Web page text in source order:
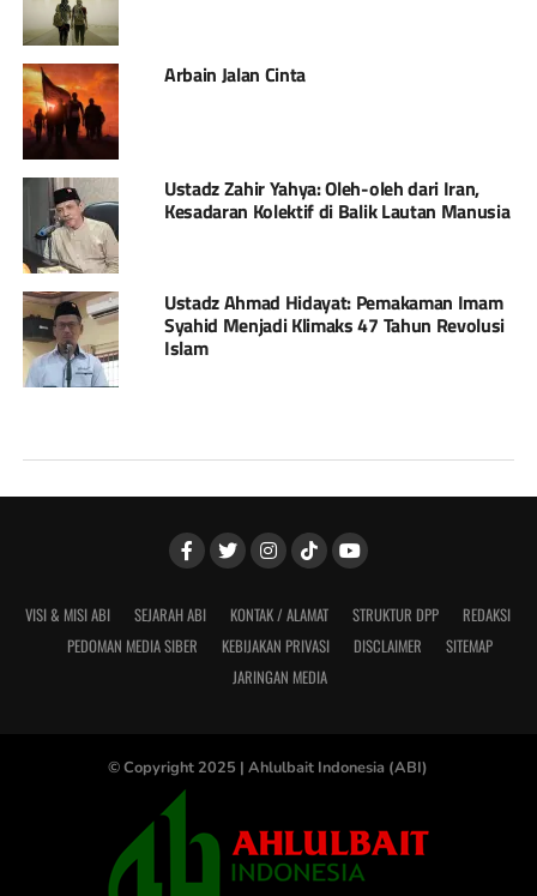
Arbain Jalan Cinta
Ustadz Zahir Yahya: Oleh-oleh dari Iran,
Kesadaran Kolektif di Balik Lautan Manusia
Ustadz Ahmad Hidayat: Pemakaman Imam
Syahid Menjadi Klimaks 47 Tahun Revolusi
Islam
VISI & MISI ABI SEJARAH ABI KONTAK / ALAMAT STRUKTUR DPP
REDAKSI
PEDOMAN MEDIA SIBER
KEBIJAKAN PRIVASI DISCLAIMER
SITEMAP
JARINGAN MEDIA
© Copyright 2025 | Ahlulbait Indonesia (ABI)